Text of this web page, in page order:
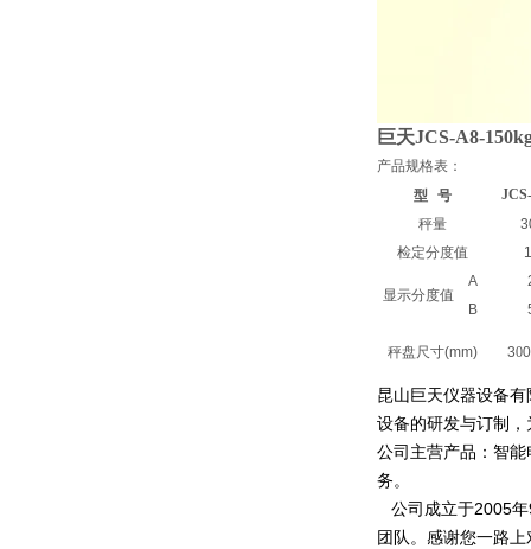
巨天JCS-A8-
产品规格表：
型
号
秤量
检定分度值
显示分度值
A
B
秤盘尺寸(mm) 30
昆山巨天仪器设备
设备的研发与订制
公司主营产品：智
务。
公司成立于2005年
团队。感谢您一路